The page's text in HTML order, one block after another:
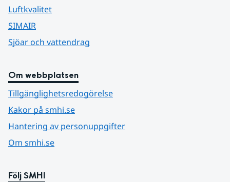
Luftkvalitet
SIMAIR
Sjöar och vattendrag
Om webbplatsen
Tillgänglighetsredogörelse
Kakor på smhi.se
Hantering av personuppgifter
Om smhi.se
Följ SMHI